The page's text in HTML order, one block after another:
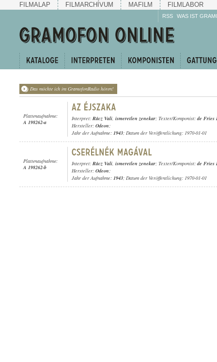
FILMALAP FILMARCHÍVUM MAFILM FILMLABOR
RSS WAS IST
Das möchte ich im GramofonRadio hören!
Plattenaufnahme:
A 198262-a
Interpret: Rácz Vali, ismeretlen zenekar; Texter/Komponist:de Fries
Hersteller: Odeon;
Jahr der Aufnahme: 1943; Datum der Veröffentlichung: 1970-01-01
Plattenaufnahme:
A 198262-b
Interpret: Rácz Vali, ismeretlen zenekar; Texter/Komponist:de Fries
Hersteller: Odeon;
Jahr der Aufnahme: 1943; Datum der Veröffentlichung: 1970-01-01